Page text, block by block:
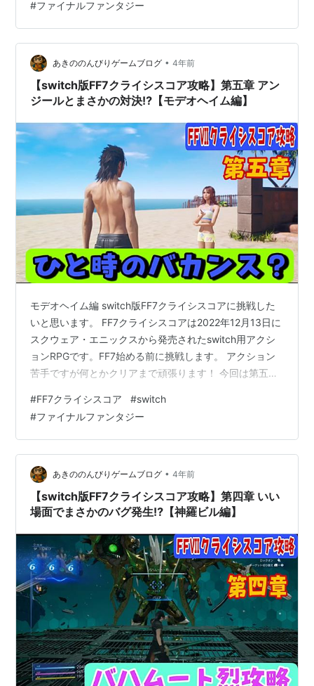
行くと・・・ それではどうぞ(^_^)/ www.youtube.com
前回の様子はこちらから↓↓↓ www.youtube.com おす
すめ動画はこちらから↓↓↓ 【SFC版ドラクエ５攻略
26】仲間集めも終盤戦…
#ファイナルファンタジー
あきののんびりゲームブログ • 4年前
【switch版FF7クライシスコア攻略】第五章 アン
ジールとまさかの対決⁉【モデオヘイム編】
モデオヘイム編 switch版FF7クライシスコアに挑戦した
いと思います。 FF7クライシスコアは2022年12月13日に
スクウェア・エニックスから発売されたswitch用アクシ
ョンRPGです。FF7始める前に挑戦します。 アクション
苦手ですが何とかクリアまで頑張ります！ 今回は第五章
クラウドが居ました♪クラウドと意気投合して向かったモ
デオヘイムでは・・・ それではどうぞ(^_^)/
www.youtube.com 前回の様子はこちらから↓↓↓
www.youtube.com おすすめ動画はこちらから↓↓↓
【SFC版ドラクエ５攻略25】親子で…
#FF7クライシスコア #switch
#ファイナルファンタジー
あきののんびりゲームブログ • 4年前
【switch版FF7クライシスコア攻略】第四章 いい
場面でまさかのバグ発生⁉【神羅ビル編】